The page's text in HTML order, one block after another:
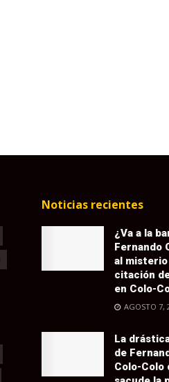
Noticias recientes
¿Va a la
Fernando
al misterio
citación
en Colo-
AGOSTO 7,
La
de
Colo-Colo